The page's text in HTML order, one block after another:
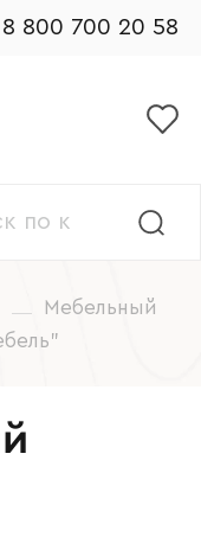
8 800 700 20 58
Мебельный